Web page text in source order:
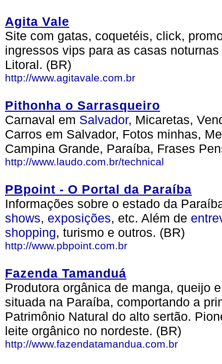
Agita Vale
Site com gatas, coquetéis, click,
ingressos vips para as casas
Litoral. (BR)
http://www.agitavale.com.br
Pithonha o Sarrasqueiro
Carnaval em Salvador, Micaretas,
Carros em Salvador, Fotos minhas,
Campina Grande, Paraíba, Frases
http://www.laudo.com.br/technical
PBpoint - O Portal da Paraíba
Informações sobre o estado da
shows, exposições, etc. Além de
shopping, turismo e outros. (BR)
http://www.pbpoint.com.br
Fazenda Tamanduá
Produtora orgânica de manga, queijo
situada na Paraíba, comportando a
Patrimônio Natural do alto sertão.
leite orgânico no nordeste. (BR)
http://www.fazendatamandua.com.br